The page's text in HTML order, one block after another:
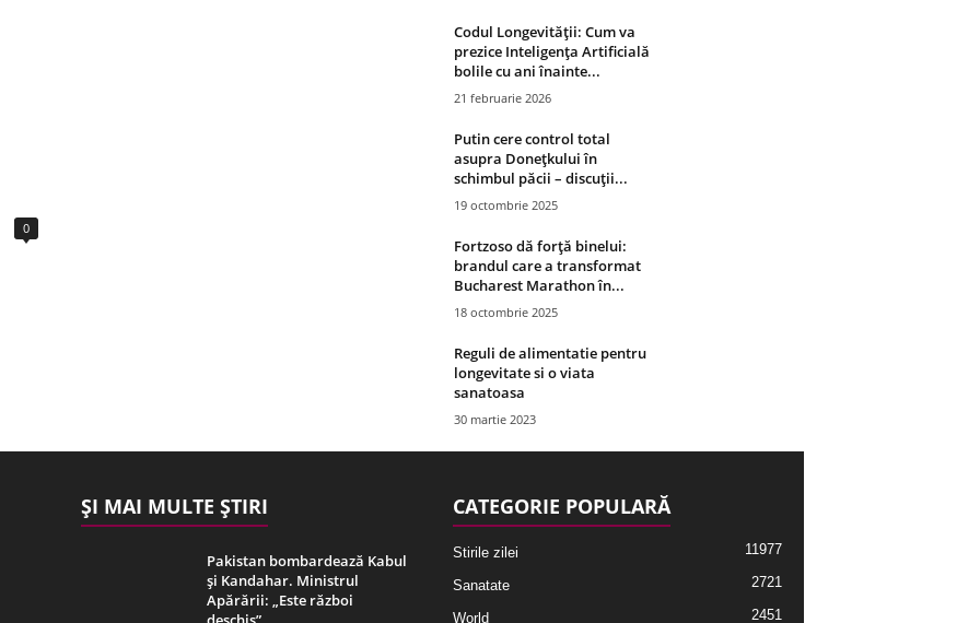
0
Codul Longevității: Cum va
prezice Inteligența Artificială
bolile cu ani înainte...
21 februarie 2026
Putin cere control total
asupra Donețkului în
schimbul păcii – discuții...
19 octombrie 2025
Fortzoso dă forță binelui:
brandul care a transformat
Bucharest Marathon în...
18 octombrie 2025
Reguli de alimentatie pentru
longevitate si o viata
sanatoasa
30 martie 2023
ȘI MAI MULTE ȘTIRI
Pakistan bombardează Kabul
și Kandahar. Ministrul
Apărării: „Este război
CATEGORIE POPULARĂ
Stirile zilei 11977
Sanatate 2721
World 2451